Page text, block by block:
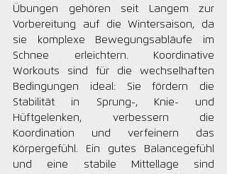
Übungen gehören seit Langem zur
Vorbereitung auf die Wintersaison, da
sie komplexe Bewegungsabläufe im
Schnee erleichtern. Koordinative
Workouts sind für die wechselhaften
Bedingungen ideal: Sie fördern die
Stabilität in Sprung-, Knie- und
Hüftgelenken, verbessern die
Koordination und verfeinern das
Körpergefühl. Ein gutes Balancegefühl
und eine stabile Mittellage sind